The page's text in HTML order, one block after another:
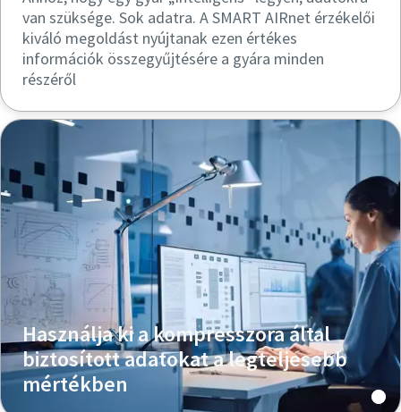
van szüksége. Sok adatra. A SMART AIRnet érzékelői
kiváló megoldást nyújtanak ezen értékes
információk összegyűjtésére a gyára minden
részéről
Használja ki a kompresszora által
biztosított adatokat a legteljesebb
mértékben